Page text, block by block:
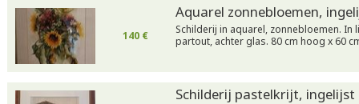
140 €
Aquarel zonnebloemen,
Schilderij in aquarel, zonnebloemen. In
partout, achter glas. 80 cm hoog x 60
Schilderij pastelkrijt, ingelijst